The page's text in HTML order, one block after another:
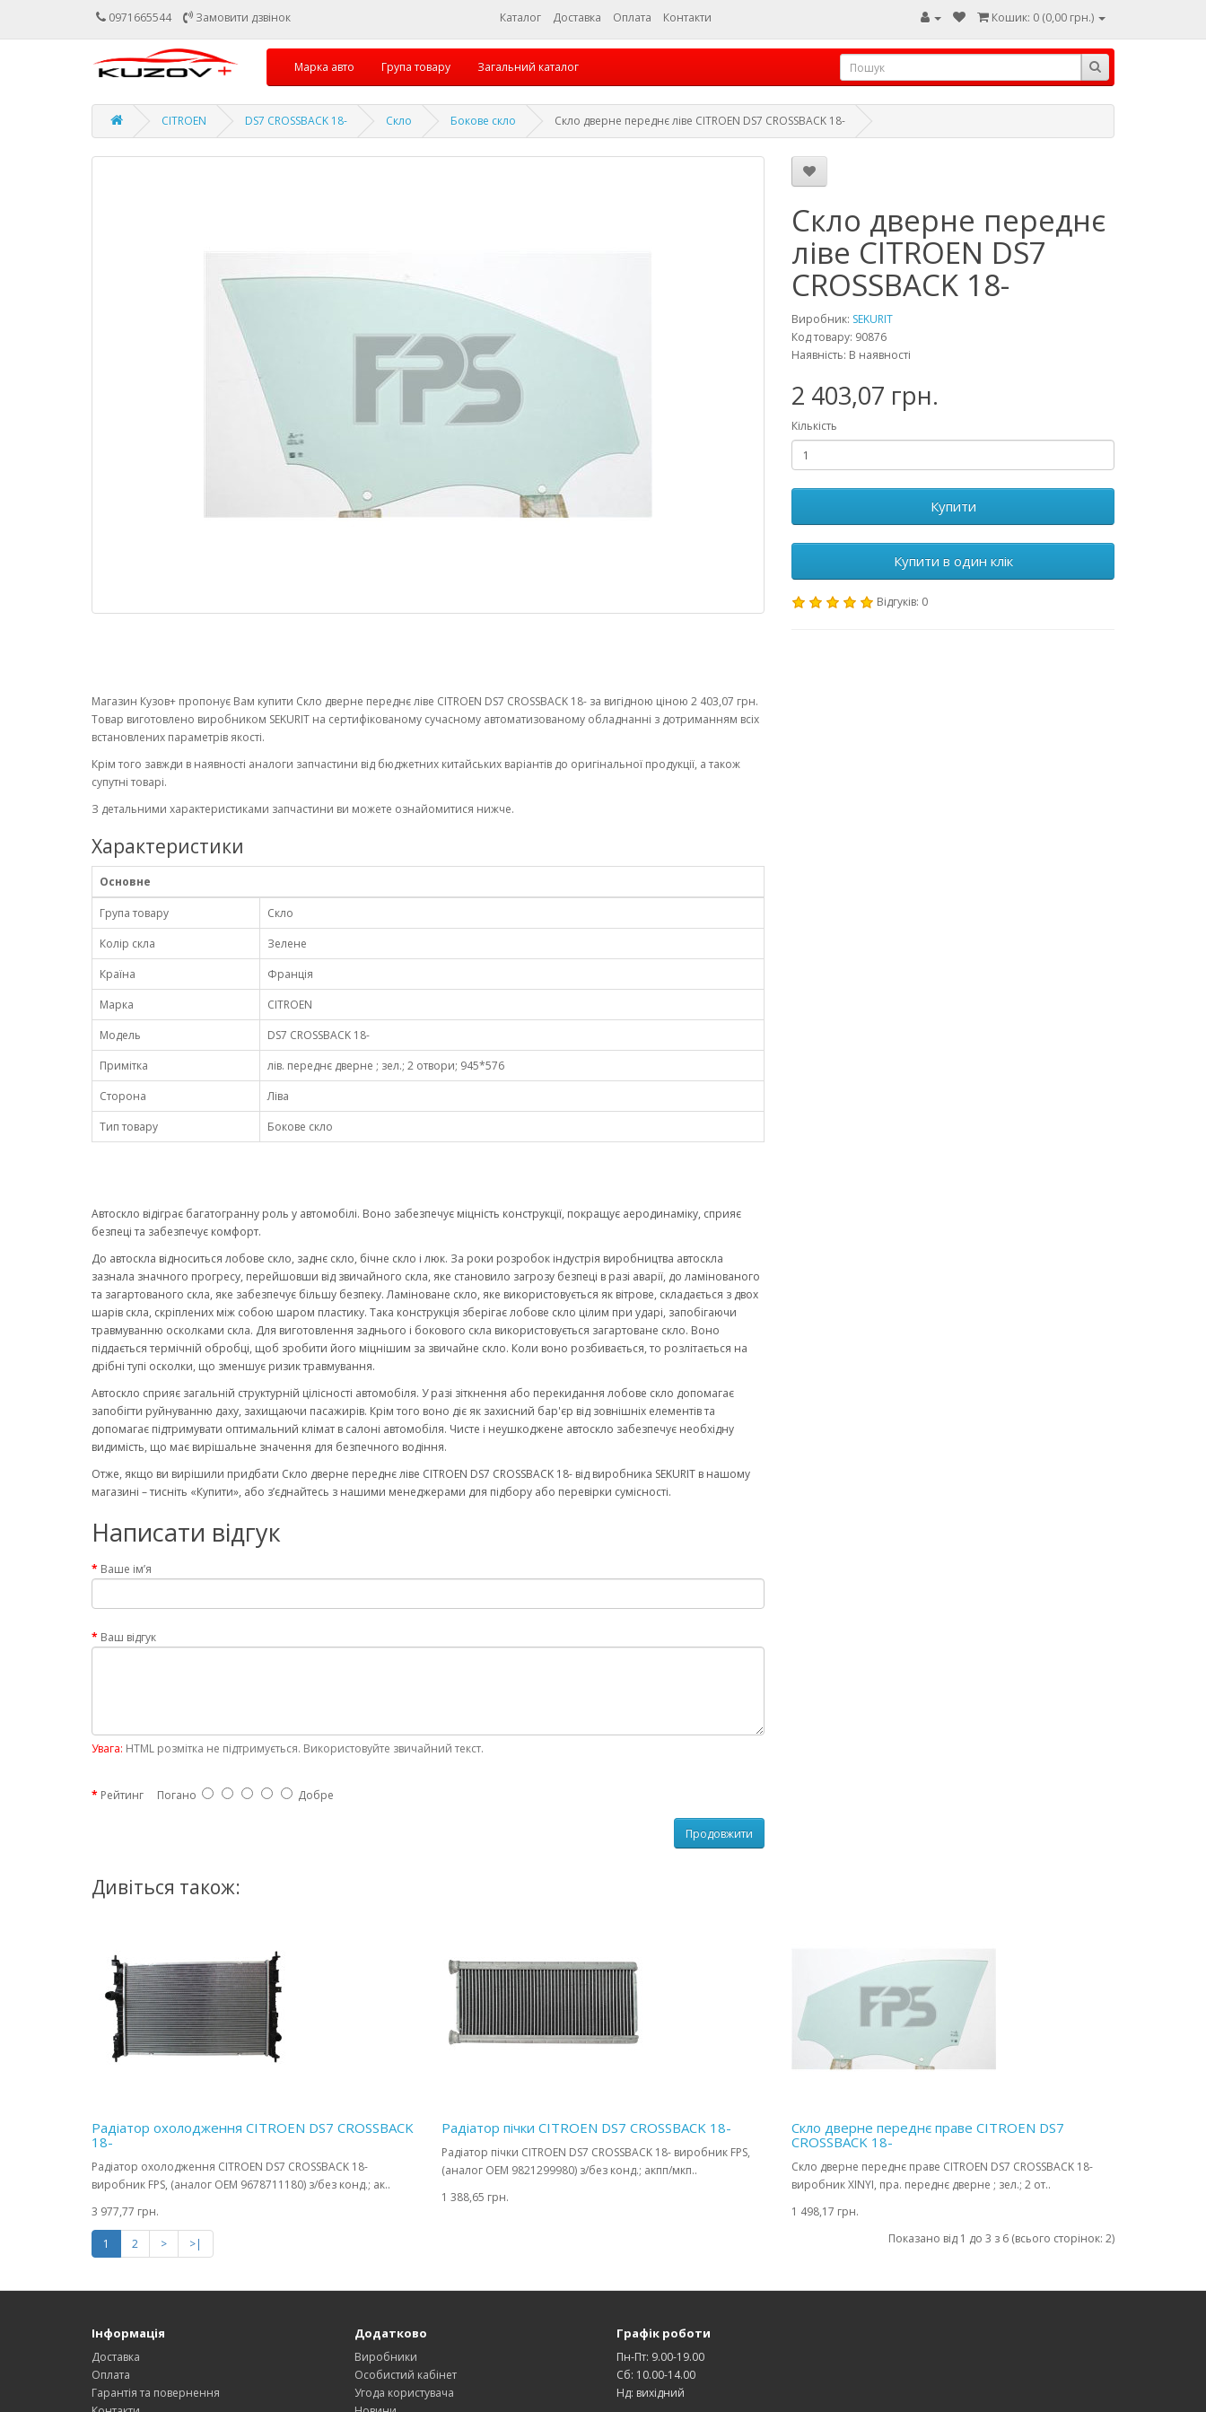
0971665544 Замовити дзвінок Каталог Доставка Оплата Контакти Кошик: 0 (0,00 грн.)
Марка авто Група товару Загальний каталог
CITROEN DS7 CROSSBACK 18- Скло Бокове скло Скло дверне переднє ліве CITROEN DS7 CROSSBACK 18-
Скло дверне переднє
ліве CITROEN DS7
CROSSBACK 18-
Виробник: SEKURIT
Код товару: 90876
Наявність: В наявності
2 403,07 грн.
Кількість
Купити
Купити в один клік
Відгуків: 0
Магазин Кузов+ пропонує Вам купити Скло дверне переднє ліве CITROEN DS7 CROSSBACK 18- за вигідною ціною 2 403,07 грн.
Товар виготовлено виробником SEKURIT на сертифікованому сучасному автоматизованому обладнанні з дотриманням всіх
встановлених параметрів якості.
Крім того завжди в наявності аналоги запчастини від бюджетних китайських варіантів до оригінальної продукції, а також
супутні товарі.
З детальними характеристиками запчастини ви можете ознайомитися нижче.
Характеристики
Основне
Група товару
Скло
Колір скла
Зелене
Країна
Франція
Марка
CITROEN
Модель
DS7 CROSSBACK 18-
Примітка
лів. переднє дверне ; зел.; 2 отвори; 945*576
Сторона
Ліва
Тип товару
Бокове скло
Автоскло відіграє багатогранну роль у автомобілі. Воно забезпечує міцність конструкції, покращує аеродинаміку, сприяє
безпеці та забезпечує комфорт.
До автоскла відноситься лобове скло, заднє скло, бічне скло і люк. За роки розробок індустрія виробництва автоскла
зазнала значного прогресу, перейшовши від звичайного скла, яке становило загрозу безпеці в разі аварії, до ламінованого
та загартованого скла, яке забезпечує більшу безпеку. Ламіноване скло, яке використовується як вітрове, складається з двох
шарів скла, скріплених між собою шаром пластику. Така конструкція зберігає лобове скло цілим при ударі, запобігаючи
травмуванню осколками скла. Для виготовлення заднього і бокового скла використовується загартоване скло. Воно
піддається термічній обробці, щоб зробити його міцнішим за звичайне скло. Коли воно розбивається, то розлітається на
дрібні тупі осколки, що зменшує ризик травмування.
Автоскло сприяє загальній структурній цілісності автомобіля. У разі зіткнення або перекидання лобове скло допомагає
запобігти руйнуванню даху, захищаючи пасажирів. Крім того воно діє як захисний бар'єр від зовнішніх елементів та
допомагає підтримувати оптимальний клімат в салоні автомобіля. Чисте і неушкоджене автоскло забезпечує необхідну
видимість, що має вирішальне значення для безпечного водіння.
Отже, якщо ви вирішили придбати Скло дверне переднє ліве CITROEN DS7 CROSSBACK 18- від виробника SEKURIT в нашому
магазині – тисніть «Купити», або з’єднайтесь з нашими менеджерами для підбору або перевірки сумісності.
Написати відгук
Ваше ім’я
Ваш відгук
Увага: HTML розмітка не підтримується. Використовуйте звичайний текст.
Рейтинг Погано Добре
Продовжити
Дивіться також:
Радіатор охолодження CITROEN DS7 CROSSBACK
18-
Радіатор охолодження CITROEN DS7 CROSSBACK 18-
виробник FPS, (аналог OEM 9678711180) з/без конд.; ак..
3 977,77 грн.
Радіатор пічки CITROEN DS7 CROSSBACK 18-
Радіатор пічки CITROEN DS7 CROSSBACK 18- виробник FPS,
(аналог OEM 9821299980) з/без конд.; акпп/мкп..
1 388,65 грн.
Скло дверне переднє праве CITROEN DS7
CROSSBACK 18-
Скло дверне переднє праве CITROEN DS7 CROSSBACK 18-
виробник XINYI, пра. переднє дверне ; зел.; 2 от..
1 498,17 грн.
1 2 > >| Показано від 1 до 3 з 6 (всього сторінок: 2)
Інформація
Доставка
Оплата
Гарантія та повернення
Додатково
Виробники
Особистий кабінет
Угода користувача
Графік роботи
Пн-Пт: 9.00-19.00
Сб: 10.00-14.00
Нд: вихідний